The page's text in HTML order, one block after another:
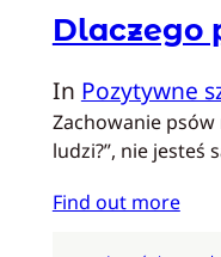
Dlaczego
In Pozytywne
Zachowanie psów
ludzi?”, nie
Find out more